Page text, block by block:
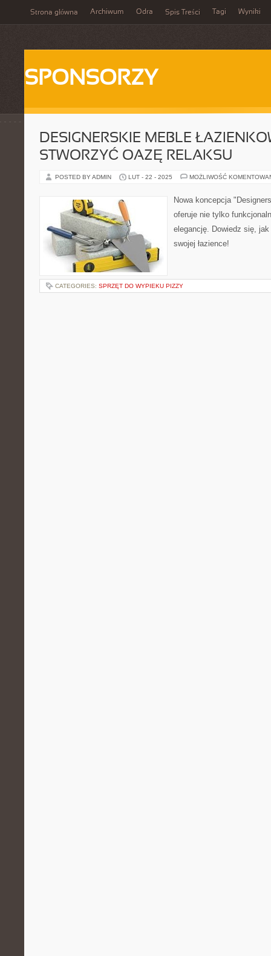
Strona główna Archiwum Odra Spis Treści Tagi Wyniki
SPONSORZY
DESIGNERSKIE MEBLE
STWORZYĆ OAZĘ RELAKSU
POSTED BY ADMIN LUT - 22 - 2025 MOŻLIWOŚĆ
Nowa koncepcja
oferuje nie tylko
elegancję. Dowiedz się,
swojej łazience!
CATEGORIES: SPRZĘT DO WYPIEKU PIZZY